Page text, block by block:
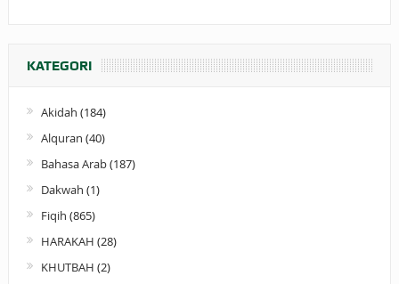
KATEGORI
Akidah (184)
Alquran (40)
Bahasa Arab(187)
Dakwah (1)
Fiqih (865)
HARAKAH (28)
KHUTBAH (2)